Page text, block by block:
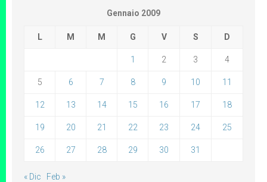
Gennaio 2009
L M M G V S D
1 2 3 4
5 6 7 8 9 10 11
12 13 14 15 16 17 18
19 20 21 22 23 24 25
26 27 28 29 30 31
« Dic Feb »